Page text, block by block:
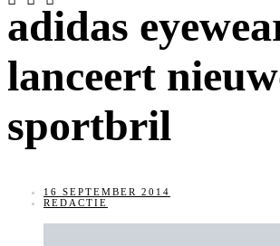
adidas
lanceert
sportbril
16 SEPTEMBER 2014
REDACTIE